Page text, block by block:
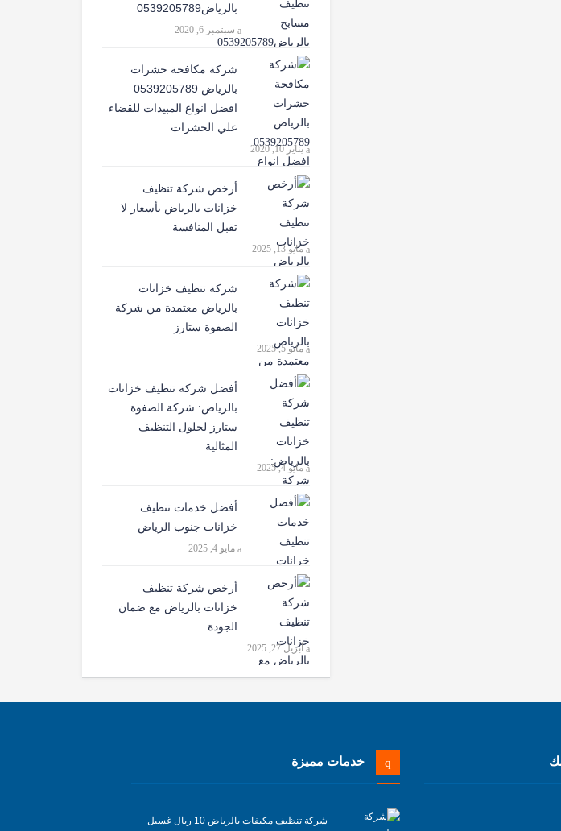
بالرياض0539205789
سبتمبر 6, 2020
شركة مكافحة حشرات
بالرياض 0539205789
افضل انواع المبيدات للقضاء
علي الحشرات
يناير 10, 2020
أرخص شركة تنظيف
خزانات بالرياض بأسعار لا
تقبل المنافسة
مايو 13, 2025
شركة تنظيف خزانات
بالرياض معتمدة من شركة
الصفوة ستارز
مايو 5, 2025
أفضل شركة تنظيف خزانات
بالرياض: شركة الصفوة
ستارز لحلول التنظيف
المثالية
مايو 4, 2025
أفضل خدمات تنظيف
خزانات جنوب الرياض
مايو 4, 2025
أرخص شركة تنظيف
خزانات بالرياض مع ضمان
الجودة
أبريل 27, 2025
خدمات مميزة
شركة تنظيف مكيفات بالرياض 10 ريال غسيل